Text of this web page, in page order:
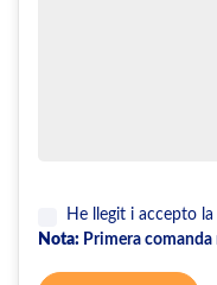
He llegit i accepto la
Nota: Primera